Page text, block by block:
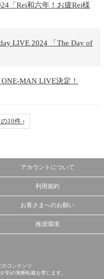
「Rei和六年！お疲Rei様
LIVE 2024 「The Day of
MAN LIVE決定！
10件 ›
アカウントについて
利用規約
お客さまへのお願い
推奨環境
のコンテンツ
等)の無断転載を禁じます。